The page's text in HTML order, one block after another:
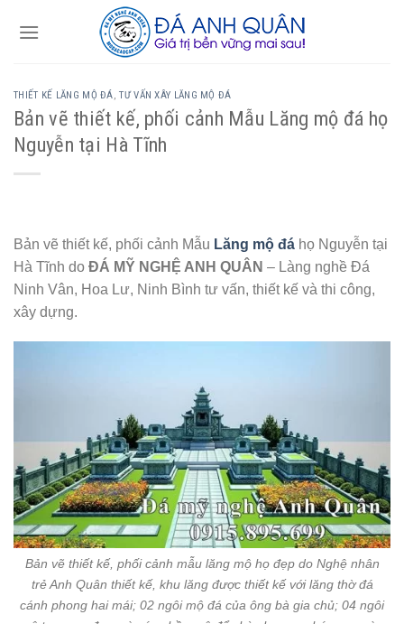
THIẾT KẾ LĂNG MỘ ĐÁ,TƯ VẤN XÂY LĂNG MỘ ĐÁ
Bản vẽ thiết kế, phối cảnh Mẫu Lăng mộ đá họ
Nguyễn tại Hà Tĩnh
Bản vẽ thiết kế, phối cảnh Mẫu Lăng mộ đá họ Nguyễn tại
Hà Tĩnh do ĐÁ MỸ NGHỆ ANH QUÂN – Làng nghề Đá
Ninh Vân, Hoa Lư, Ninh Bình tư vấn, thiết kế và thi công,
xây dựng.
Bản vẽ thiết kế, phối cảnh mẫu lăng mộ họ đẹp do Nghệ nhân
trẻ Anh Quân thiết kế, khu lăng được thiết kế với lăng thờ đá
cánh phong hai mái; 02 ngôi mộ đá của ông bà gia chủ; 04 ngôi